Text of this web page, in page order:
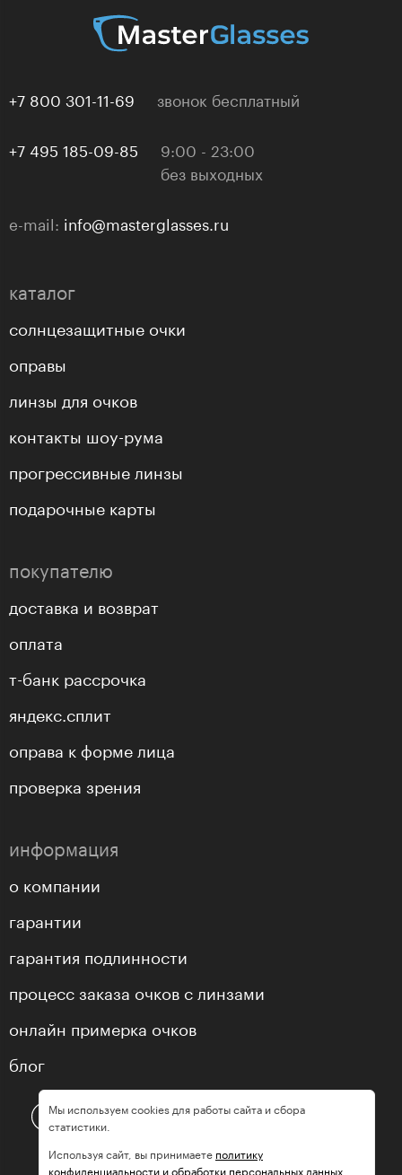
+7 800 301-11-69 звонок бесплатный
+7 495 185-09-85
9:00 - 23:00
без выходных
e-mail: info@masterglasses.ru
каталог
солнцезащитные очки
оправы
линзы для очков
контакты шоу-рума
прогрессивные линзы
подарочные карты
покупателю
доставка и возврат
оплата
т-банк рассрочка
яндекс.сплит
оправа к форме лица
проверка зрения
информация
о компании
гарантии
гарантия подлинности
процесс заказа очков с линзами
онлайн примерка очков
блог
Мы используем cookies для работы сайта и сбора
статистики.
Используя сайт, вы принимаете политику
конфиденциальности и обработки персональных данных.